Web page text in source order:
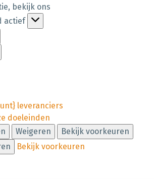
bekijk ons
actief
leveranciers
doeleinden
Weigeren
Bekijk voorkeuren
Bekijk voorkeuren